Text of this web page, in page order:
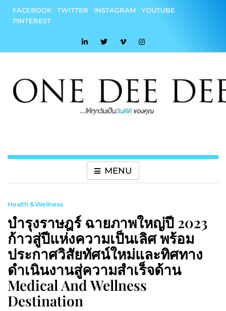
content
FACEBOOK TWITTER INSTAGRAM
YOUTUBE
PINTEREST
MENU
Health & Wellness
บำรุงราษฎร์ ฉายภาพใหญ่ปี 2023
ก้าวสู่ปีแห่งความเป็นเลิศ พร้อม
ประกาศวิสัยทัศน์ใหม่และทิศทาง
ดำเนินงานสู่ความสำเร็จด้าน
Medical And Wellness
Destination